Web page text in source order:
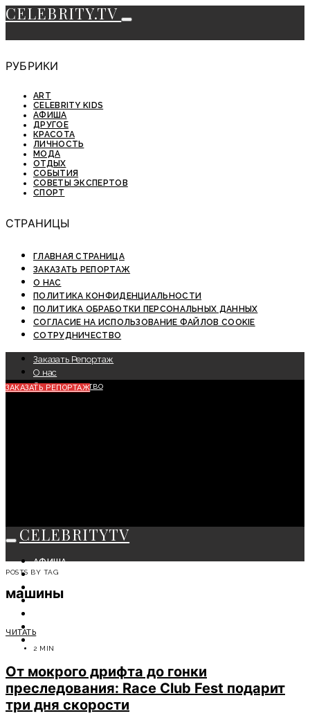
CELEBRITY.TV
РУБРИКИ
ART
CELEBRITY KIDS
АФИША
ДРУГОЕ
КРАСОТА
ЛИЧНОСТЬ
МОДА
ОТДЫХ
СОБЫТИЯ
СОВЕТЫ ЭКСПЕРТОВ
СПОРТ
СТРАНИЦЫ
ГЛАВНАЯ СТРАНИЦА
ЗАКАЗАТЬ РЕПОРТАЖ
О НАС
ПОЛИТИКА КОНФИДЕНЦИАЛЬНОСТИ
ПОЛИТИКА ОБРАБОТКИ ПЕРСОНАЛЬНЫХ ДАННЫХ
СОГЛАСИЕ НА ИСПОЛЬЗОВАНИЕ ФАЙЛОВ COOKIE
СОТРУДНИЧЕСТВО
Заказать Репортаж
О нас
Сотрудничество
ЗАКАЗАТЬ РЕПОРТАЖ
CELEBRITYTV
АФИША
СОБЫТИЯ
КРАСОТА
МОДА
POSTS BY TAG
машины
ЧИТАТЬ
2 MIN
От мокрого дрифта до гонки
преследования: Race Club Fest подарит
три дня скорости